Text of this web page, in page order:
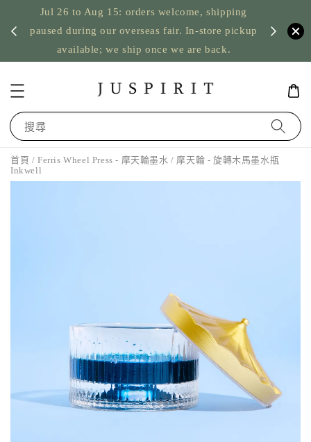
Jul 26 to Aug 15: orders welcome, shipping
paused during our overseas fair. In-store pickup
available; we ship once we are back.
US
搜尋
首頁 /Ferris Wheel Press - 摩天輪墨水 / 摩天輪 - 旋轉木馬墨水瓶
Inkwell